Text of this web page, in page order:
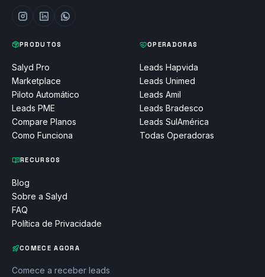
PRODUTOS
Salyd Pro
Marketplace
Piloto Automático
Leads PME
Compare Planos
Como Funciona
OPERADORAS
Leads Hapvida
Leads Unimed
Leads Amil
Leads Bradesco
Leads SulAmérica
Todas Operadoras
RECURSOS
Blog
Sobre a Salyd
FAQ
Política de Privacidade
COMECE AGORA
Comece a receber leads